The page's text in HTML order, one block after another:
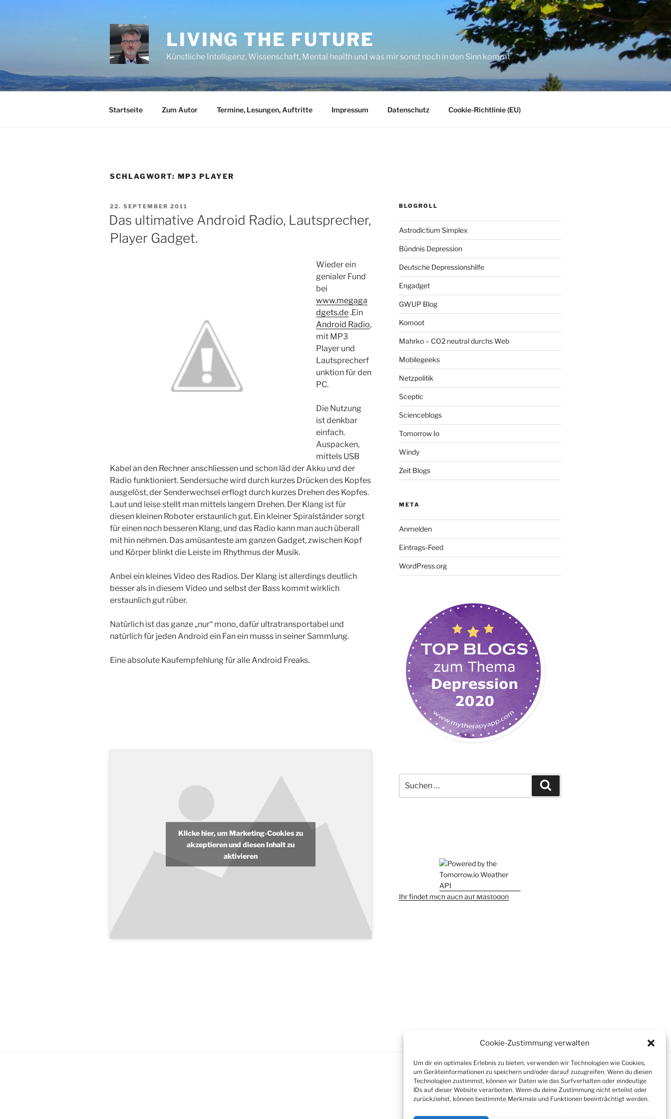
Cookie-Zustimmung verwalten
Um dir ein optimales Erlebnis zu bieten, verwenden wir Technologien wie Cookies,
um Geräteinformationen zu speichern und/oder darauf zuzugreifen. Wenn du diesen
Technologien zustimmst, können wir Daten wie das Surfverhalten oder eindeutige
IDs auf dieser Website verarbeiten. Wenn du deine Zustimmung nicht erteilst oder
zurückziehst, können bestimmte Merkmale und Funktionen beeinträchtigt werden.
LIVING THE FUTURE
Künstliche Intelligenz, Wissenschaft, Mental health und was mir sonst noch in den Sinn kommt
Startseite Zum Autor Termine, Lesungen, Auftritte Impressum Datenschutz Cookie-Richtlinie (EU)
SCHLAGWORT: MP3 PLAYER
VERÖFFENTLICHT
AM
22. SEPTEMBER 2011
Das ultimative Android Radio, Lautsprecher,
Player Gadget.
Wieder ein
genialer Fund
bei
www.megaga
dgets.de.Ein
Android Radio,
mit MP3
Player und
Lautsprecherf
unktion für den
PC.
Die Nutzung
ist denkbar
einfach.
Auspacken,
mittels USB
Kabel an den Rechner anschliessen und schon läd der Akku und der
Radio funktioniert. Sendersuche wird durch kurzes Drücken des Kopfes
ausgelöst, der Senderwechsel erflogt durch kurzes Drehen des Kopfes.
Laut und leise stellt man mittels langem Drehen. Der Klang ist für
diesen kleinen Roboter erstaunlich gut. Ein kleiner Spiralständer sorgt
für einen noch besseren Klang, und das Radio kann man auch überall
mit hin nehmen. Das amüsanteste am ganzen Gadget, zwischen Kopf
und Körper blinkt die Leiste im Rhythmus der Musik.
Anbei ein kleines Video des Radios. Der Klang ist allerdings deutlich
besser als in diesem Video und selbst der Bass kommt wirklich
erstaunlich gut rüber.
Natürlich ist das ganze „nur“ mono, dafür ultratransportabel und
natürlich für jeden Android ein Fan ein musss in seiner Sammlung.
Eine absolute Kaufempfehlung für alle Android Freaks.
Klicke hier, um Marketing-Cookies zu
akzeptieren und diesen Inhalt zu
aktivieren
BLOGROLL
Astrodictium Simplex
Bündnis Depression
Deutsche Depressionshilfe
Engadget
GWUP Blog
Komoot
Mahrko – CO2 neutral durchs Web
Mobilegeeks
Netzpolitik
Sceptic
Scienceblogs
Tomorrow Io
Windy
Zeit Blogs
META
Anmelden
Eintrags-Feed
WordPress.org
nach:
Ihr findet mich auch auf Mastodon